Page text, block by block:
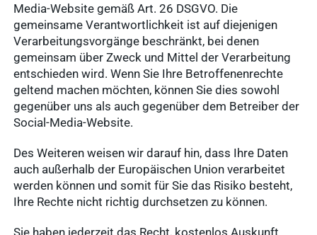
Praxissoftware
Ergebnisse
anzeigen
Arzneimittel
Ergebnisse
novaderma
Ergebnisse
anzeigen
Pharma-
Produktion
News & Socials
WDT-Gruppe
Marktplatz
Media-Website gemäß Art. 26 DSGVO. Die
gemeinsame Verantwortlichkeit ist auf diejenigen
Verarbeitungsvorgänge beschränkt, bei denen
gemeinsam über Zweck und Mittel der Verarbeitung
entschieden wird. Wenn Sie Ihre Betroffenenrechte
geltend machen möchten, können Sie dies sowohl
gegenüber uns als auch gegenüber dem Betreiber der
Social-Media-Website.
Des Weiteren weisen wir darauf hin, dass Ihre Daten
auch außerhalb der Europäischen Union verarbeitet
werden können und somit für Sie das Risiko besteht,
Ihre Rechte nicht richtig durchsetzen zu können.
Sie haben jederzeit das Recht, kostenlos Auskunft